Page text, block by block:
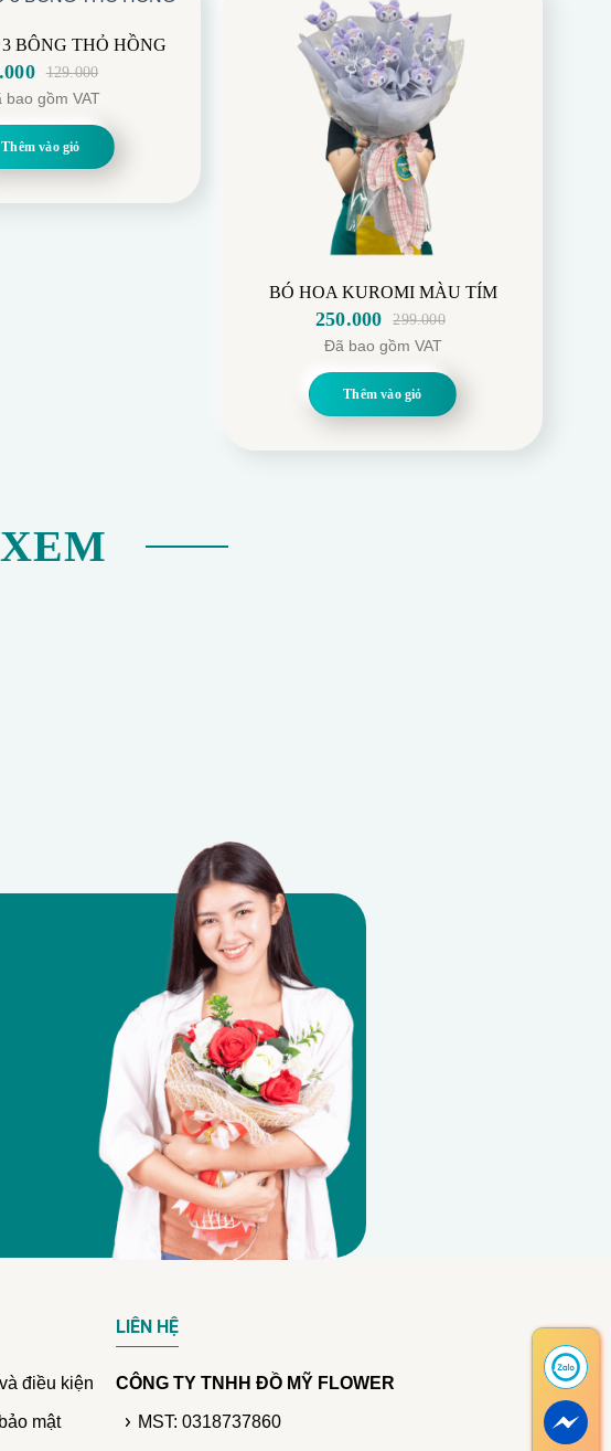
BÔNG THỎ HỒNG
129.000
bao gồm VAT
Thêm vào giỏ
BÓ HOA KUROMI MÀU TÍM
299.000
là:
299.000.
250.000
tại
là:
Đã bao gồm VAT
Thêm vào giỏ
điều kiện
mật
LIÊN HỆ
CÔNG TY TNHH ĐỒ MỸ FLOWER
MST: 0318737860